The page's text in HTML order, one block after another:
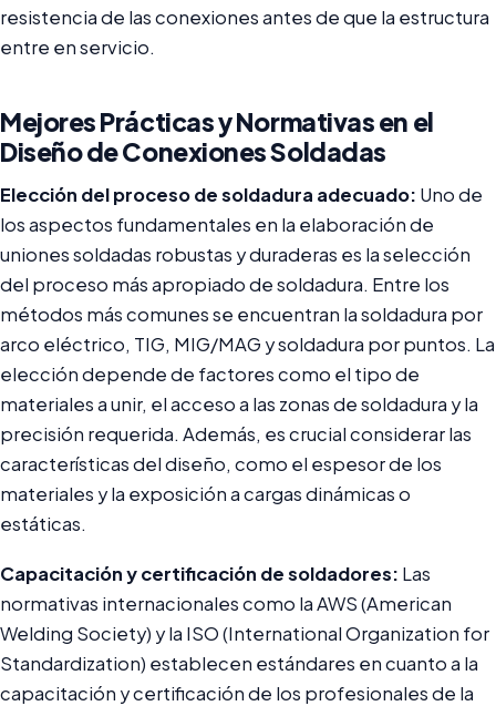
resistencia de las conexiones antes de que la estructura
entre en servicio.
Mejores Prácticas y Normativas en el
Diseño de Conexiones Soldadas
Elección del proceso de soldadura adecuado: Uno de
los aspectos fundamentales en la elaboración de
uniones soldadas robustas y duraderas es la selección
del proceso más apropiado de soldadura. Entre los
métodos más comunes se encuentran la soldadura por
arco eléctrico, TIG, MIG/MAG y soldadura por puntos. La
elección depende de factores como el tipo de
materiales a unir, el acceso a las zonas de soldadura y la
precisión requerida. Además, es crucial considerar las
características del diseño, como el espesor de los
materiales y la exposición a cargas dinámicas o
estáticas.
Capacitación y certificación de soldadores: Las
normativas internacionales como la AWS (American
Welding Society) y la ISO (International Organization for
Standardization) establecen estándares en cuanto a la
capacitación y certificación de los profesionales de la